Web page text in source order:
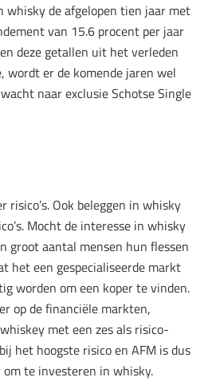
whisky de afgelopen tien jaar met
van 15.6 procent per jaar
deze getallen uit het verleden
wordt er de komende jaren wel
naar exclusie Schotse Single
risico’s. Ook beleggen in whisky
Mocht de interesse in whisky
groot aantal mensen hun flessen
het een gespecialiseerde markt
worden om een koper te vinden.
op de financiële markten,
met een zes als risico-
het hoogste risico en AFM is dus
te investeren in whisky.